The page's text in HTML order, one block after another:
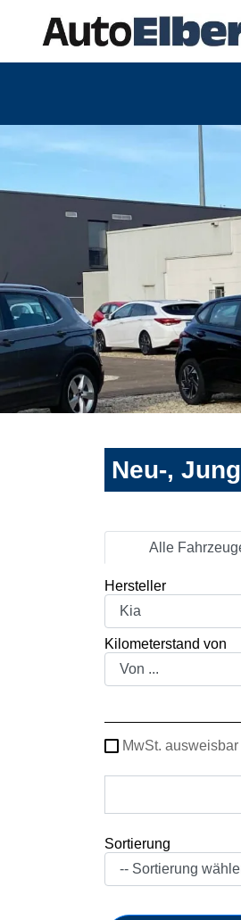
Neu-,
Alle
Hersteller
Kilometerstand von
MwSt. ausweisbar
Sortierung